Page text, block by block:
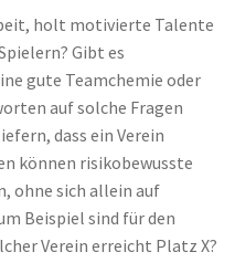
holt motivierte Talente
Gibt es
gute Teamchemie oder
auf solche Fragen
dass ein Verein
können risikobewusste
ohne sich allein auf
Beispiel sind für den
Verein erreicht Platz X?